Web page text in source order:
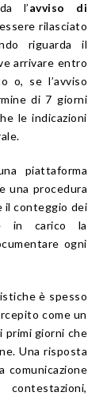
l’avviso di
rilasciato
riguarda il
arrivare entro
o, se l’avviso
di 7 giorni
le indicazioni
piattaforma
una procedura
il conteggio dei
in carico la
ogni
è spesso
come un
primi giorni che
Una risposta
comunicazione